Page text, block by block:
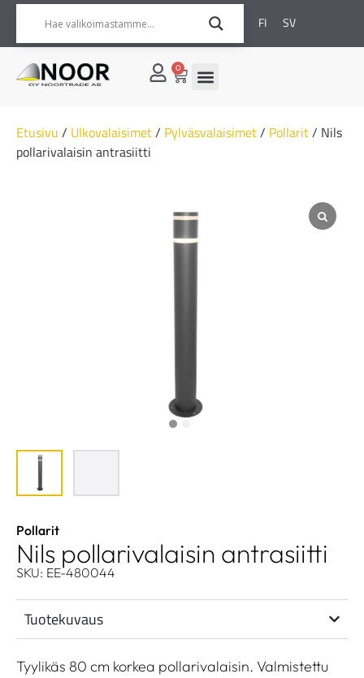
FI SV
0
Etusivu / Ulkovalaisimet/ Pylväsvalaisimet/ Pollarit/ Nils
pollarivalaisin antrasiitti
Pollarit
Nils pollarivalaisin antrasiitti
SKU: EE-480044
Tuotekuvaus
Tyylikäs 80 cm korkea pollarivalaisin. Valmistettu